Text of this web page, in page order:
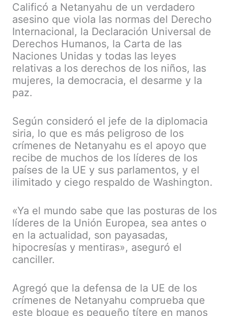
Calificó a Netanyahu de un verdadero
asesino que viola las normas del Derecho
Internacional, la Declaración Universal de
Derechos Humanos, la Carta de las
Naciones Unidas y todas las leyes
relativas a los derechos de los niños, las
mujeres, la democracia, el desarme y la
paz.
Según consideró el jefe de la diplomacia
siria, lo que es más peligroso de los
crímenes de Netanyahu es el apoyo que
recibe de muchos de los líderes de los
países de la UE y sus parlamentos, y el
ilimitado y ciego respaldo de Washington.
«Ya el mundo sabe que las posturas de los
líderes de la Unión Europea, sea antes o
en la actualidad, son payasadas,
hipocresías y mentiras», aseguró el
canciller.
Agregó que la defensa de la UE de los
crímenes de Netanyahu comprueba que
este bloque es pequeño títere en manos